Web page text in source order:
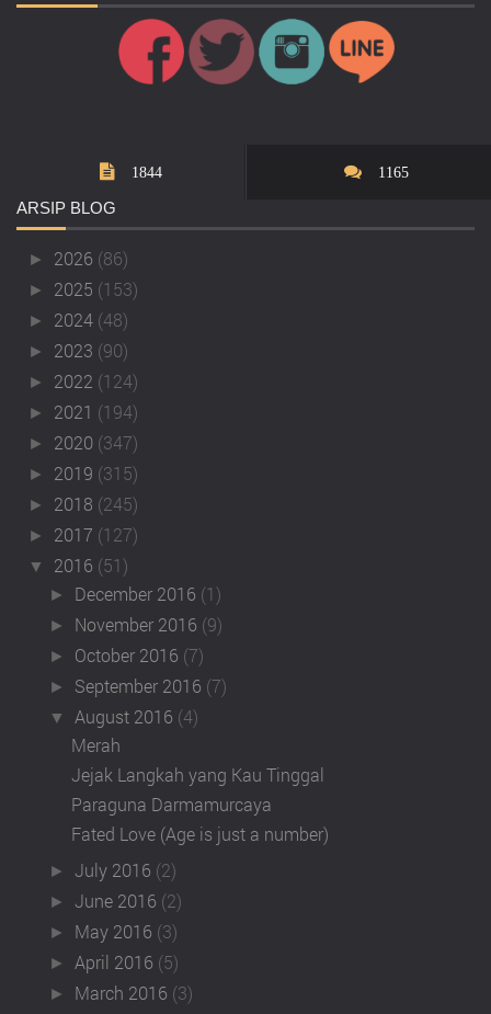
1844 1165
ARSIP BLOG
► 2026 (86)
► 2025 (153)
► 2024 (48)
► 2023 (90)
► 2022 (124)
► 2021 (194)
► 2020 (347)
► 2019 (315)
► 2018 (245)
► 2017 (127)
▼ 2016 (51)
► December 2016 (1)
► November 2016 (9)
► October 2016 (7)
► September 2016 (7)
▼August 2016 (4)
Merah
Jejak Langkah yang Kau Tinggal
Paraguna Darmamurcaya
Fated Love (Age is just a number)
►July 2016 (2)
►June 2016 (2)
► May 2016 (3)
►April 2016 (5)
► March 2016 (3)